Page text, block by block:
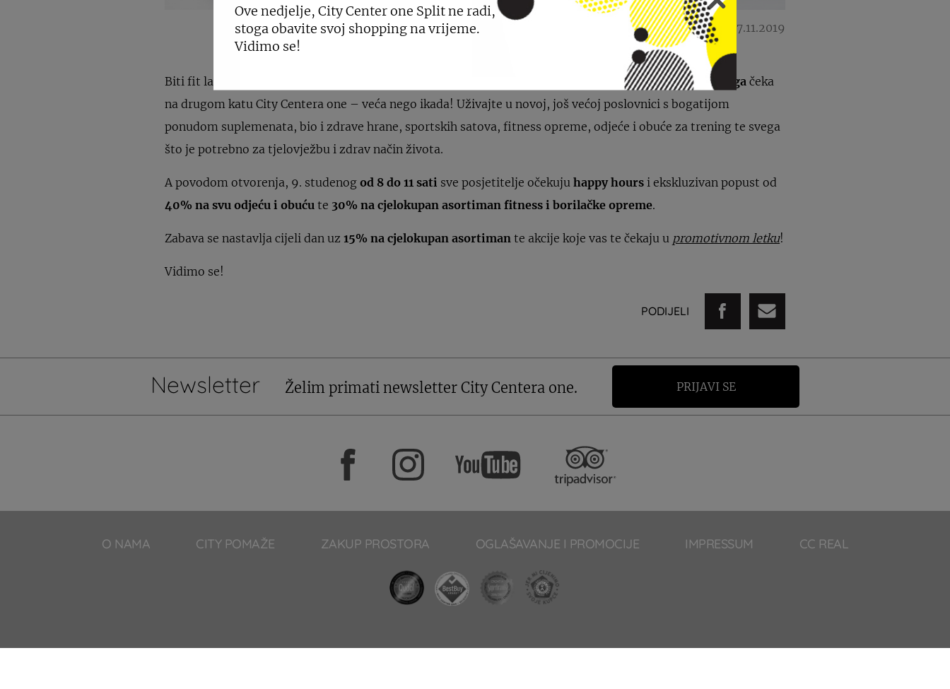
07.11.2019
Biti fit lavovski je posao, zar ne? Zato obavezno svratite u Polleo Sport trgovinu koja vas od9. studenoga čeka
na drugom katu City Centera one – veća nego ikada! Uživajte u novoj, još većoj poslovnici s bogatijom
ponudom suplemenata, bio i zdrave hrane, sportskih satova, fitness opreme, odjeće i obuće za trening te svega
što je potrebno za tjelovježbu i zdrav način života.
A povodom otvorenja, 9. studenogod 8 do 11 sati sve posjetitelje očekujuhappy hours i ekskluzivan popust od
40% na svu odjeću i obuću te 30% na cjelokupan asortiman fitness i borilačke opreme.
Zabava se nastavlja cijeli dan uz15% na cjelokupan asortiman te akcije koje vas te čekaju u promotivnom letku!
Vidimo se!
PODIJELI
Newsletter Želim primati newsletter City Centera one. PRIJAVI SE
O NAMA CITY POMAŽE ZAKUP PROSTORA OGLAŠAVANJE I PROMOCIJE IMPRESSUM CC REAL
Ove nedjelje, City Center one Split ne radi,
stoga obavite svoj shopping na vrijeme.
Vidimo se!